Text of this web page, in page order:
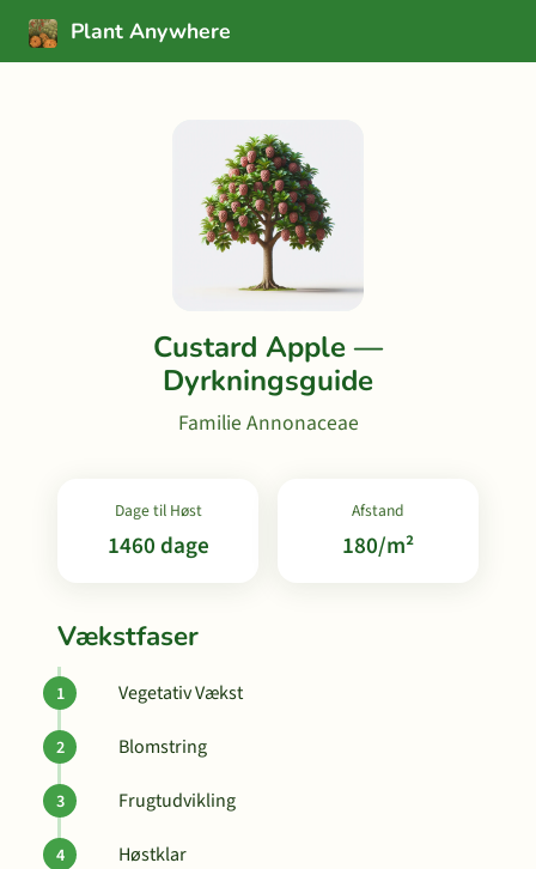
Plant Anywhere
Custard Apple —
Dyrkningsguide
Familie Annonaceae
Dage til Høst
1460 dage
Afstand
180/m²
Vækstfaser
Vegetativ Vækst
Blomstring
Frugtudvikling
Høstklar